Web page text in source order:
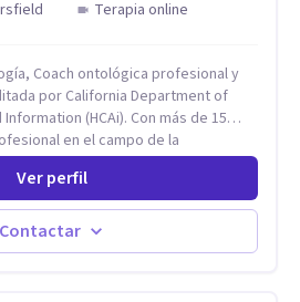
Terapia online
Coach ontológica profesional y
por California Department of
(HCAi). Con más de 15
en el campo de la
y Liderazgo estratégico; bilingüe
enfoque holístico, integrativo
y multicultural.
Ver perfil
Contactar